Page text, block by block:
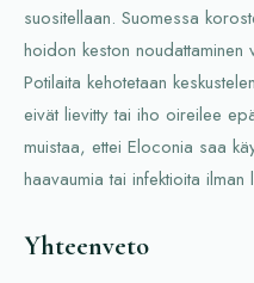
suositellaan. Suomessa
hoidon keston noudattaminen
Potilaita kehotetaan
eivät lievitty tai iho oireilee
muistaa, ettei Eloconia saa
haavaumia tai infektioita ilman
Yhteenveto